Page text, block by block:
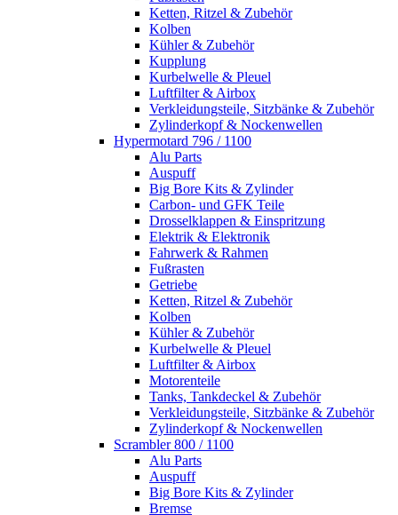
Ketten, Ritzel & Zubehör
Kolben
Kühler & Zubehör
Kupplung
Kurbelwelle & Pleuel
Luftfilter & Airbox
Verkleidungsteile, Sitzbänke & Zubehör
Zylinderkopf & Nockenwellen
Hypermotard 796 / 1100
Alu Parts
Auspuff
Big Bore Kits & Zylinder
Carbon- und GFK Teile
Drosselklappen & Einspritzung
Elektrik & Elektronik
Fahrwerk & Rahmen
Fußrasten
Getriebe
Ketten, Ritzel & Zubehör
Kolben
Kühler & Zubehör
Kurbelwelle & Pleuel
Luftfilter & Airbox
Motorenteile
Tanks, Tankdeckel & Zubehör
Verkleidungsteile, Sitzbänke & Zubehör
Zylinderkopf & Nockenwellen
Scrambler 800 / 1100
Alu Parts
Auspuff
Big Bore Kits & Zylinder
Bremse